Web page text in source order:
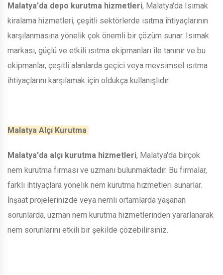
Malatya'da depo kurutma hizmetleri, Malatya'da Isımak
kiralama hizmetleri, çeşitli sektörlerde ısıtma ihtiyaçlarının
karşılanmasına yönelik çok önemli bir çözüm sunar. Isımak
markası, güçlü ve etkili ısıtma ekipmanları ile tanınır ve bu
ekipmanlar, çeşitli alanlarda geçici veya mevsimsel ısıtma
ihtiyaçlarını karşılamak için oldukça kullanışlıdır.
Malatya Alçı Kurutma
Malatya'da alçı kurutma hizmetleri, Malatya'da birçok
nem kurutma firması ve uzmanı bulunmaktadır. Bu firmalar,
farklı ihtiyaçlara yönelik nem kurutma hizmetleri sunarlar.
İnşaat projelerinizde veya nemli ortamlarda yaşanan
sorunlarda, uzman nem kurutma hizmetlerinden yararlanarak
nem sorunlarını etkili bir şekilde çözebilirsiniz.